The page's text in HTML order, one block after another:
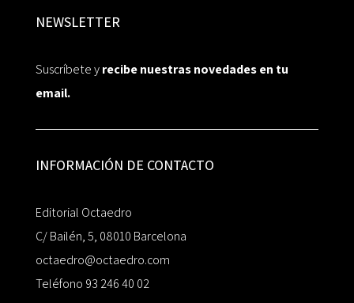
NEWSLETTER
Suscríbete yrecibe nuestras novedades en tu
email.
INFORMACIÓN DE CONTACTO
Editorial Octaedro
C/ Bailén, 5, 08010 Barcelona
octaedro@octaedro.com
Teléfono 93 246 40 02